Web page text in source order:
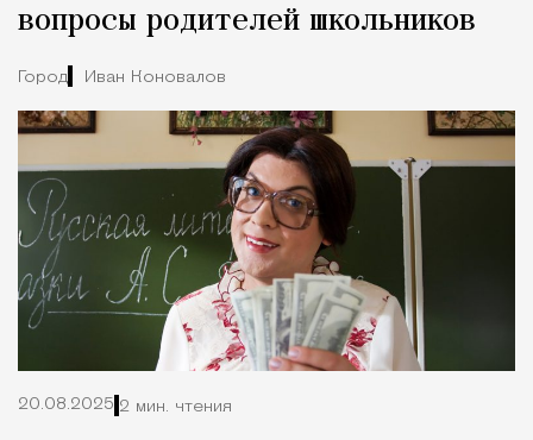
вопросы родителей школьников
Город Иван Коновалов
20.08.2025 2 мин. чтения